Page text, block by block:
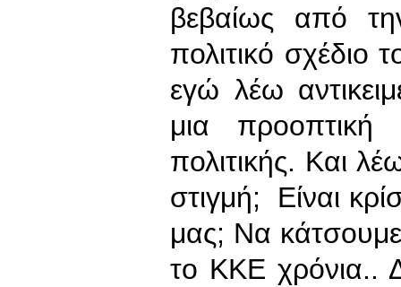
βεβαίως από
πολιτικό σχέδιο
εγώ λέω
μια προοπτική
πολιτικής. Και
στιγμή; Είναι
μας; Να
το ΚΚΕ χρόνια..